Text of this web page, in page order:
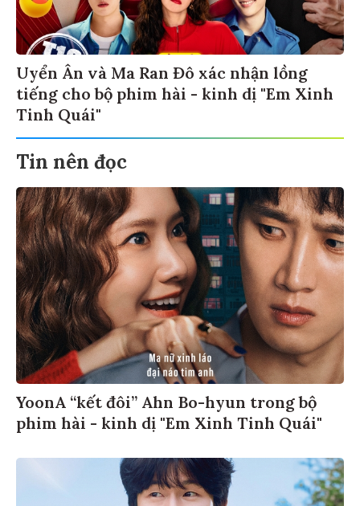
Uyển Ân và Ma Ran Đô xác nhận lồng
tiếng cho bộ phim hài - kinh dị "Em Xinh
Tinh Quái"
Tin nên đọc
YoonA “kết đôi” Ahn Bo-hyun trong bộ
phim hài - kinh dị "Em Xinh Tinh Quái"